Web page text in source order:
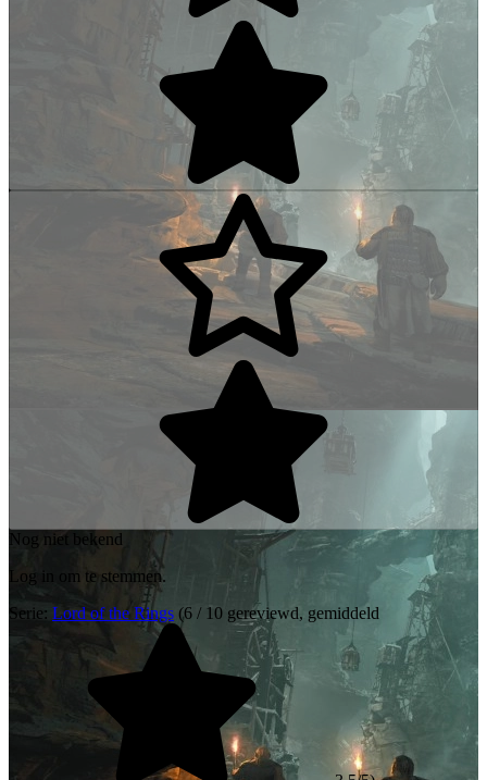
Nog niet bekend
Log in om te stemmen.
Serie: Lord of the Rings (6 / 10 gereviewd, gemiddeld